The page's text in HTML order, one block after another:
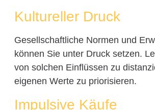
Kultureller Druck
Gesellschaftliche Normen und
können Sie unter Druck setzen.
von solchen Einflüssen zu
eigenen Werte zu priorisieren.
Impulsive Käufe